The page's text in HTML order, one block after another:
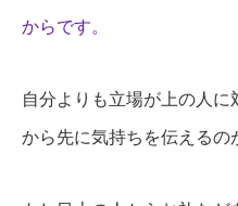
からです。
自分よりも立場が上の人
から先に気持ちを伝えるの